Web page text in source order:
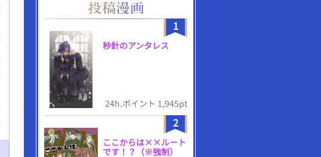
1
秒針のアンタレス
24h.ポイント 1,945pt
2
ここからは××ルート
です！？（※強制）